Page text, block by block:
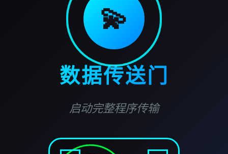
💫
数据传送门
启动完整程序传输